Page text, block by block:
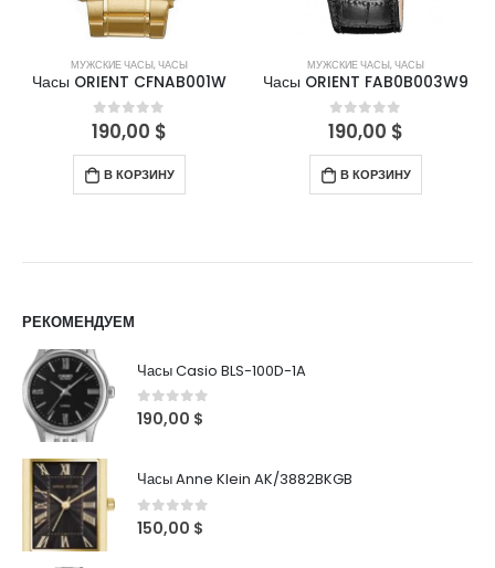
МУЖСКИЕ ЧАСЫ,ЧАСЫ
Часы ORIENT CFNAB001W
0out of 5
190,00 $
В КОРЗИНУ
МУЖСКИЕ ЧАСЫ,ЧАСЫ
Часы ORIENT FAB0B003W9
0out of 5
190,00 $
В КОРЗИНУ
РЕКОМЕНДУЕМ
Часы Casio BLS-100D-1A
0out of 5
190,00 $
Часы Anne Klein AK/3882BKGB
0out of 5
150,00 $